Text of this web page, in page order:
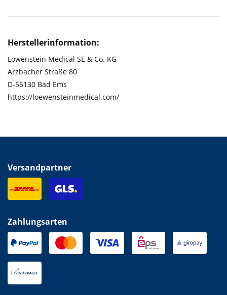
Herstellerinformation:
Löwenstein Medical SE & Co. KG
Arzbacher Straße 80
D-56130 Bad Ems
https://loewensteinmedical.com/
Versandpartner
Zahlungsarten